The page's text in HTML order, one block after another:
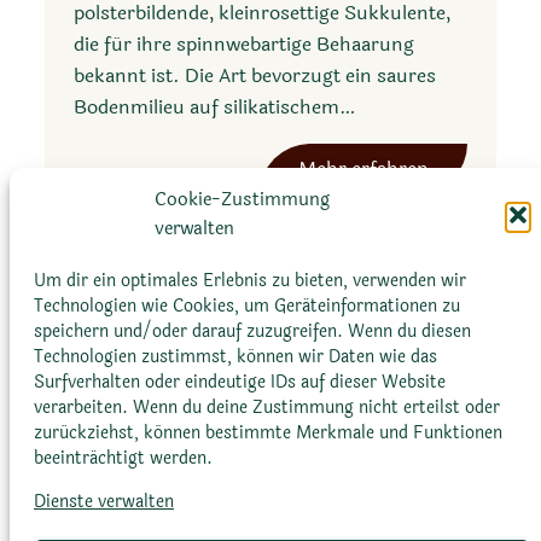
Cookie-Zustimmung
verwalten
Um dir ein optimales Erlebnis zu bieten, verwenden wir
Technologien wie Cookies, um Geräteinformationen zu
speichern und/oder darauf zuzugreifen. Wenn du diesen
Technologien zustimmst, können wir Daten wie das
Surfverhalten oder eindeutige IDs auf dieser Website
verarbeiten. Wenn du deine Zustimmung nicht erteilst oder
zurückziehst, können bestimmte Merkmale und Funktionen
beeinträchtigt werden.
Dienste verwalten
polsterbildende, kleinrosettige Sukkulente,
die für ihre spinnwebartige Behaarung
bekannt ist. Die Art bevorzugt ein saures
Bodenmilieu auf silikatischem…
Mehr erfahren:
p
e
r
v
i
GlossarDatenschutz­erklärungImpressum
Cookie-Richtlinie (EU)Bildnachweise